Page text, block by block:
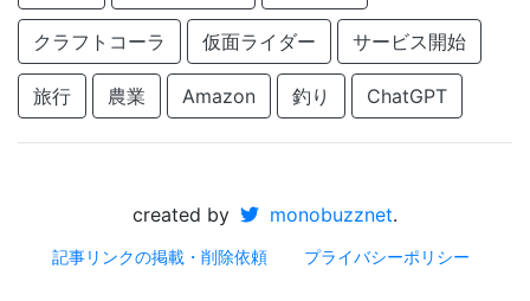
クラフトコーラ 仮面ライダー サービス開始
旅行 農業 Amazon 釣り ChatGPT
created by monobuzznet.
記事リンクの掲載・削除依頼 プライバシーポリシー